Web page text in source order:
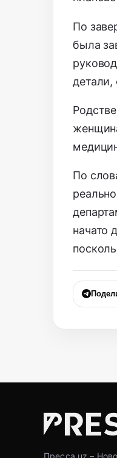
По
была
По
начато
Пресса.uz –